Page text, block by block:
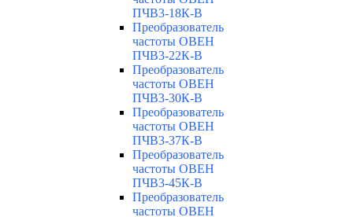
ПЧВ3-18К-В
Преобразователь
частоты ОВЕН
ПЧВ3-22К-В
Преобразователь
частоты ОВЕН
ПЧВ3-30К-В
Преобразователь
частоты ОВЕН
ПЧВ3-37К-В
Преобразователь
частоты ОВЕН
ПЧВ3-45К-В
Преобразователь
частоты ОВЕН